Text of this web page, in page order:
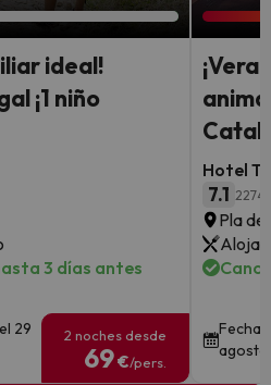
ideal!
¡1 niño
3 días antes
29
2 noches desde
69€/pers.
Hotel
7.1 2274
Pla
agosto